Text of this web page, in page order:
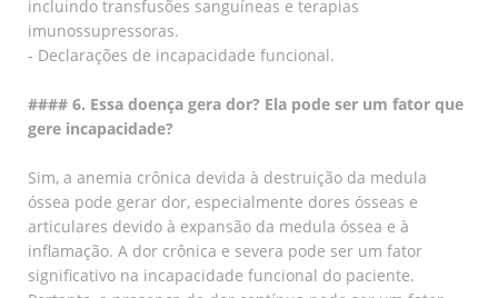
incluindo transfusões sanguíneas e terapias
imunossupressoras.
- Declarações de incapacidade funcional.
#### 6. Essa doença gera dor? Ela pode ser um fator que
gere incapacidade?
Sim, a anemia crônica devida à destruição da medula
óssea pode gerar dor, especialmente dores ósseas e
articulares devido à expansão da medula óssea e à
inflamação. A dor crônica e severa pode ser um fator
significativo na incapacidade funcional do paciente.